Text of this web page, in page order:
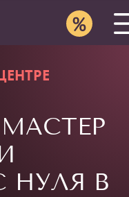
НУЛЯ В